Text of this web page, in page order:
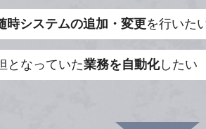
時システムの追加・変更を行いた
となっていた業務を自動化したい